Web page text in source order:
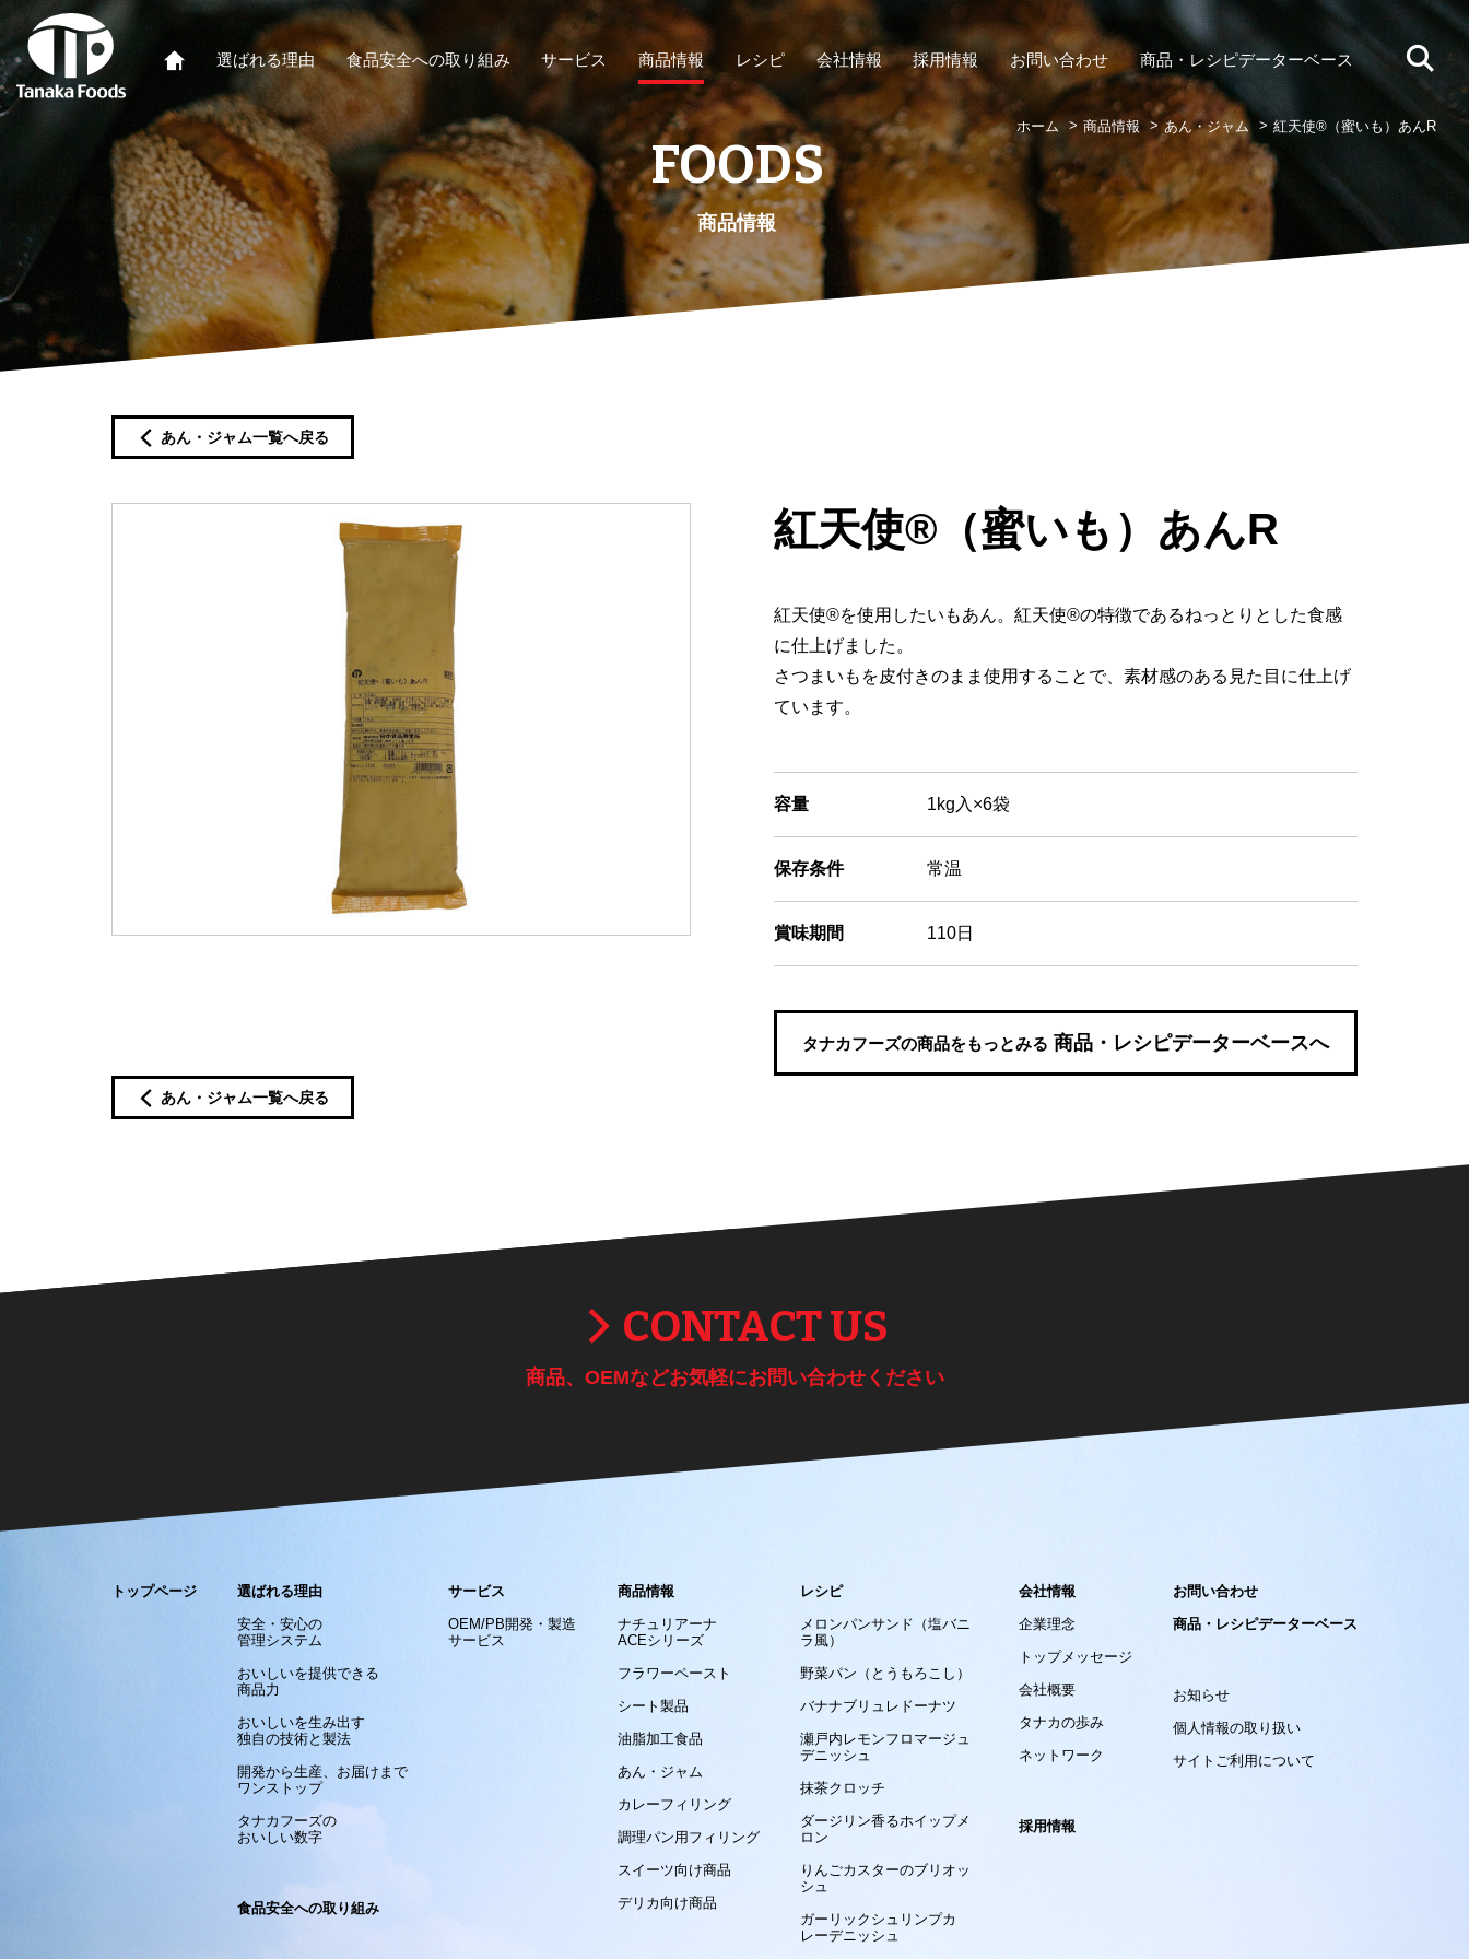
選ばれる理由 食品安全への取り組み サービス 商品情報 レシピ 会社情報 採用情報 お問い合わせ 商品・レシピデーターベース
ホーム 商品情報 あん・ジャム 紅天使®（蜜いも）あんR
FOODS
商品情報
あん・ジャム一覧へ戻る
紅天使®（蜜いも）あんR
紅天使®を使用したいもあん。紅天使®の特徴であるねっとりとした食感
に仕上げました。
さつまいもを皮付きのまま使用することで、素材感のある見た目に仕上げ
ています。
容量 1kg入×6袋
保存条件 常温
賞味期間 110日
タナカフーズの商品をもっとみる 商品・レシピデーターベースへ
あん・ジャム一覧へ戻る
CONTACT US
商品、OEMなどお気軽にお問い合わせください
トップページ
選ばれる理由
安全・安心の
管理システム
おいしいを提供できる
商品力
おいしいを生み出す
独自の技術と製法
開発から生産、お届けまで
ワンストップ
タナカフーズの
おいしい数字
食品安全への取り組み
サービス
OEM/PB開発・製造
サービス
商品情報
ナチュリアーナ
ACEシリーズ
フラワーペースト
シート製品
油脂加工食品
あん・ジャム
カレーフィリング
調理パン用フィリング
スイーツ向け商品
デリカ向け商品
レシピ
メロンパンサンド（塩バニ
ラ風）
野菜パン（とうもろこし）
バナナブリュレドーナツ
瀬戸内レモンフロマージュ
デニッシュ
抹茶クロッチ
ダージリン香るホイップメ
ロン
りんごカスターのブリオッ
シュ
ガーリックシュリンプカ
レーデニッシュ
会社情報
企業理念
トップメッセージ
会社概要
タナカの歩み
ネットワーク
採用情報
お問い合わせ
商品・レシピデーターベース
お知らせ
個人情報の取り扱い
サイトご利用について